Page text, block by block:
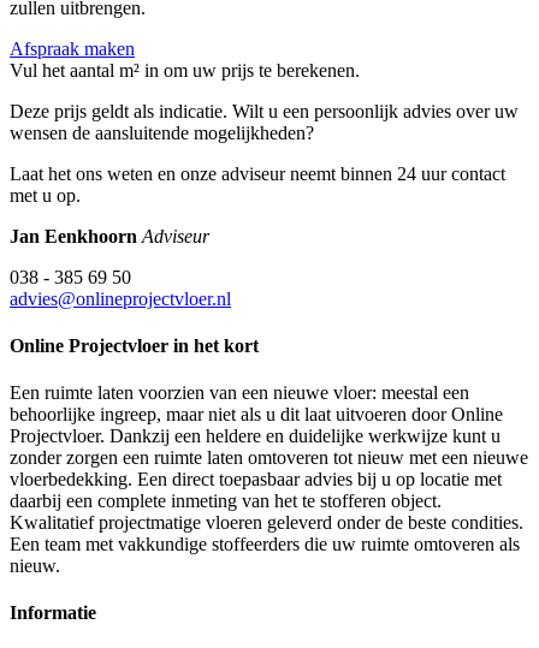
zullen uitbrengen.
Afspraak maken
Vul het aantal m² in om uw prijs te berekenen.
Deze prijs geldt als indicatie. Wilt u een persoonlijk advies over uw
wensen de aansluitende mogelijkheden?
Laat het ons weten en onze adviseur neemt binnen 24 uur contact
met u op.
Jan Eenkhoorn Adviseur
038 - 385 69 50
advies@onlineprojectvloer.nl
Online Projectvloer in het kort
Een ruimte laten voorzien van een nieuwe vloer: meestal een
behoorlijke ingreep, maar niet als u dit laat uitvoeren door Online
Projectvloer. Dankzij een heldere en duidelijke werkwijze kunt u
zonder zorgen een ruimte laten omtoveren tot nieuw met een nieuwe
vloerbedekking. Een direct toepasbaar advies bij u op locatie met
daarbij een complete inmeting van het te stofferen object.
Kwalitatief projectmatige vloeren geleverd onder de beste condities.
Een team met vakkundige stoffeerders die uw ruimte omtoveren als
nieuw.
Informatie